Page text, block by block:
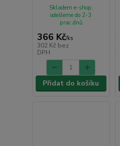
366 Kč/ks
302 Kč bez
DPH
Skladem e-shop,
odešleme do 2-3
prac.dnů
Přidat do košíku